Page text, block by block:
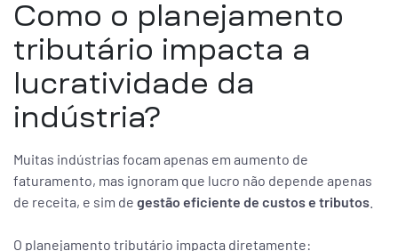
Como o planejamento
tributário impacta a
lucratividade da
indústria?
Muitas indústrias focam apenas em aumento de
faturamento, mas ignoram que lucro não depende apenas
de receita, e sim de gestão eficiente de custos e tributos
O planejamento tributário impacta diretamente: